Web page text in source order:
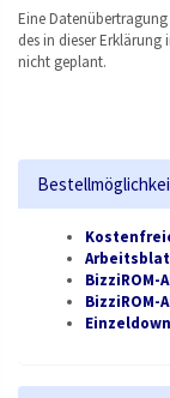
Eine
des in dieser
nicht geplant.
BizziROM-